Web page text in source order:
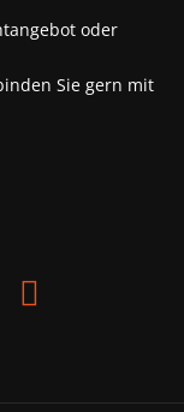
oder
Sie gern mit